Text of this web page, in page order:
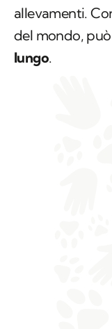
allevamenti.
del mondo,
lungo.